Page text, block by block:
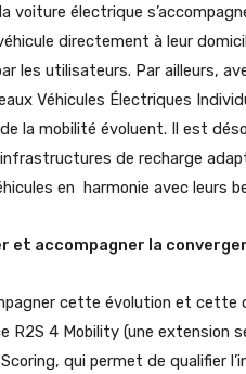
voiture électrique
directement à leur
les utilisateurs. Par ailleurs,
Véhicules Électriques
la mobilité évoluent. Il est
de recharge
en harmonie avec leurs
et accompagner la
cette évolution et cette
R2S 4 Mobility (une extension
qui permet de qualifier